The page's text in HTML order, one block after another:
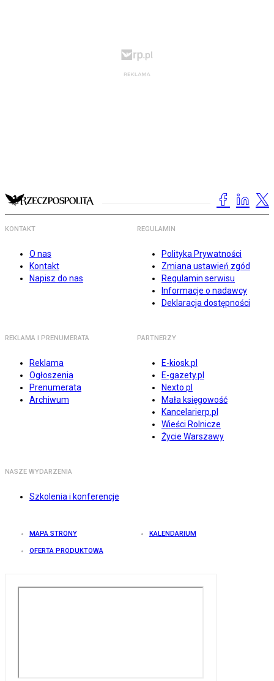
KONTAKT
O nas
Kontakt
Napisz do nas
REGULAMIN
Polityka Prywatności
Zmiana ustawień zgód
Regulamin serwisu
Informacje o nadawcy
Deklaracja dostępności
REKLAMA I PRENUMERATA
Reklama
Ogłoszenia
Prenumerata
Archiwum
PARTNERZY
E-kiosk.pl
E-gazety.pl
Nexto.pl
Mała księgowość
Kancelarierp.pl
Wieści Rolnicze
Życie Warszawy
NASZE WYDARZENIA
Szkolenia i konferencje
MAPA STRONY KALENDARIUM
OFERTA PRODUKTOWA